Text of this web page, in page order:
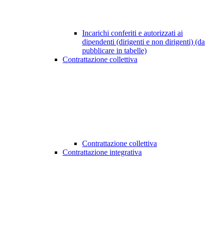
Incarichi conferiti e autorizzati ai
dipendenti (dirigenti e non dirigenti) (da
pubblicare in tabelle)
Contrattazione collettiva
Contrattazione collettiva
Contrattazione integrativa